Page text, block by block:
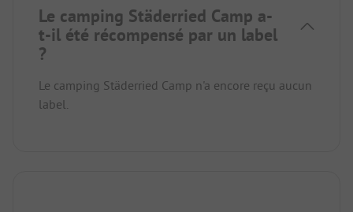
Le camping Städerried Camp a-
t-il été récompensé par un label
?
Le camping Städerried Camp n'a encore reçu aucun
label.